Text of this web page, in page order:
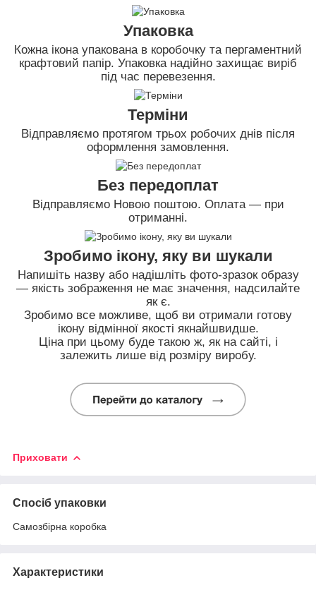
Упаковка
Кожна ікона упакована в коробочку та пергаментний
крафтовий папір. Упаковка надійно захищає виріб
під час перевезення.
Терміни
Відправляємо протягом трьох робочих днів після
оформлення замовлення.
Без передоплат
Відправляємо Новою поштою. Оплата — при
отриманні.
Зробимо ікону, яку ви шукали
Напишіть назву або надішліть фото-зразок образу
— якість зображення не має значення, надсилайте
як є.
Зробимо все можливе, щоб ви отримали готову
ікону відмінної якості якнайшвидше.
Ціна при цьому буде такою ж, як на сайті, і
залежить лише від розміру виробу.
Приховати
Спосіб упаковки
Самозбірна коробка
Характеристики